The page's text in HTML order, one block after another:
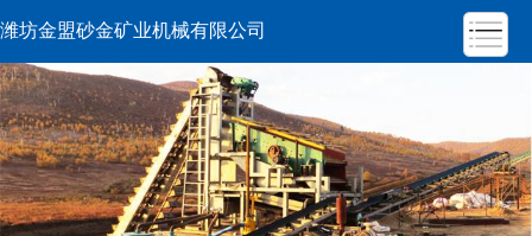
潍坊金盟砂金矿业机械有限公司